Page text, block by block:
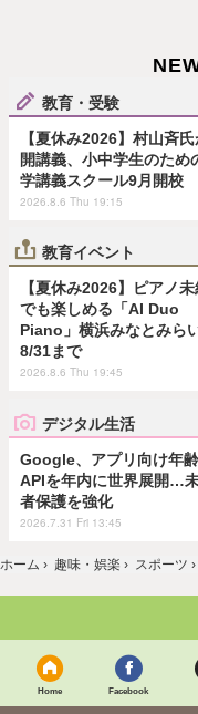
教育・受験
【夏休み2026】村山斉
開講義、小中学生のため
学講義スクール9月開校
2026.8.6 Thu 19:15
教育イベント
【夏休み2026】ピアノ
でも楽しめる「AI Duo
Piano」横浜みなとみら
8/31まで
2026.8.6 Thu 19:45
デジタル生活
Google、アプリ向け年
APIを年内に世界展開…
者保護を強化
2026.7.31 Fri 13:45
ホーム › 趣味・娯楽 › スポーツ ›
Home Facebook